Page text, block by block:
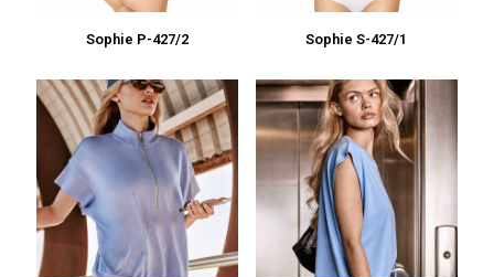
Sophie P-427/2 Sophie S-427/1